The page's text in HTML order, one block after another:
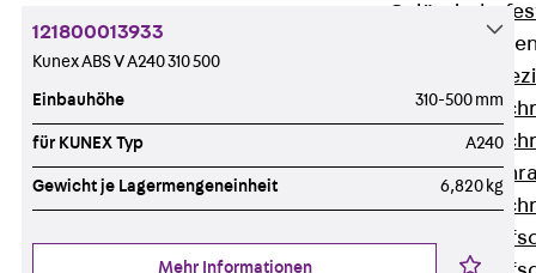
121800013933
Kunex ABS V A240 310 500
Einbauhöhe 310-500 mm
für KUNEX Typ A240
Gewicht je Lagermengeneinheit 6,820 kg
Mehr Informationen